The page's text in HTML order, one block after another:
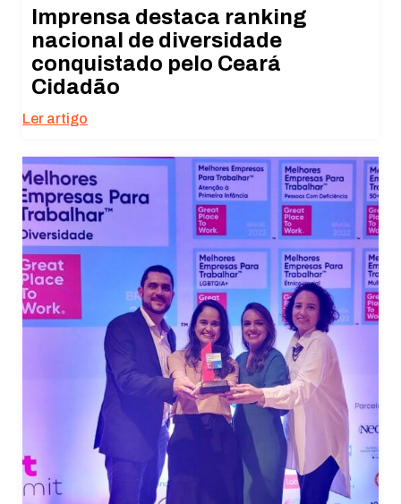
Imprensa destaca ranking
nacional de diversidade
conquistado pelo Ceará
Cidadão
Ler artigo